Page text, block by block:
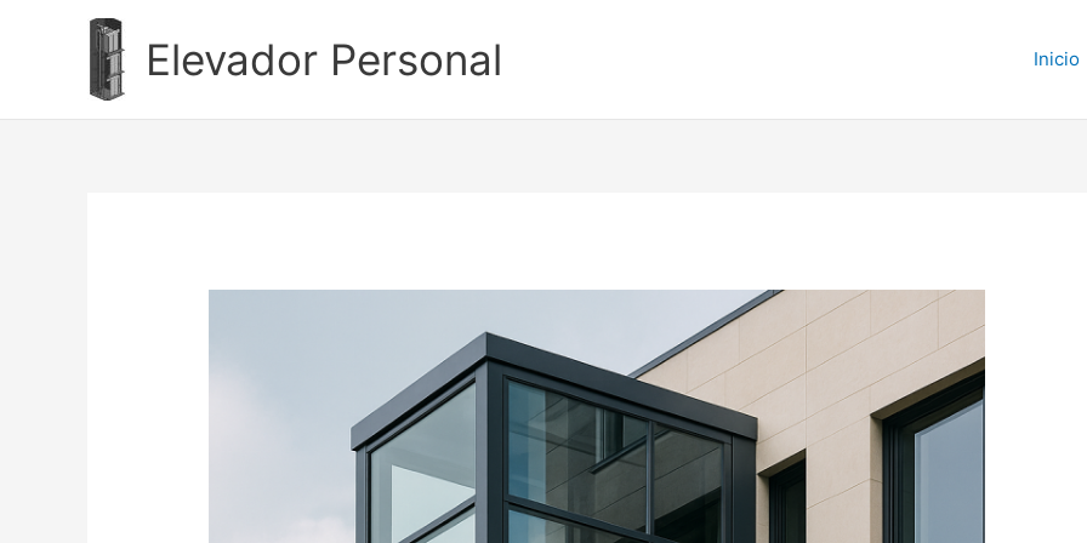
Elevador Personal Inicio